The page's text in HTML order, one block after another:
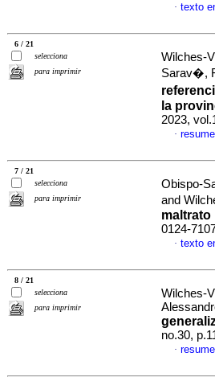
· texto
6 / 21
selecciona
para imprimir
Wilches-
Sarav�,
la
2023,
·
7 / 21
selecciona
para imprimir
Obispo-
and
maltrato
0124-
· texto
8 / 21
selecciona
para imprimir
Wilches-
no.30,
·